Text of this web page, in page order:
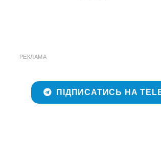
РЕКЛАМА
ПІДПИСАТИСЬ НА